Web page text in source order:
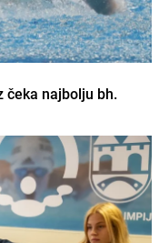
čeka najbolju bh.